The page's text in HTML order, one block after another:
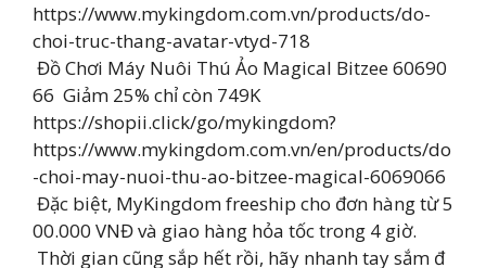
https://www.mykingdom.com.vn/products/do-
choi-truc-thang-avatar-vtyd-718
️ Đồ Chơi Máy Nuôi Thú Ảo Magical Bitzee 60690
66 Giảm 25% chỉ còn 749K
https://shopii.click/go/mykingdom?
https://www.mykingdom.com.vn/en/products/do
-choi-may-nuoi-thu-ao-bitzee-magical-6069066
Đặc biệt, MyKingdom freeship cho đơn hàng từ 5
00.000 VNĐ và giao hàng hỏa tốc trong 4 giờ.
Thời gian cũng sắp hết rồi, hãy nhanh tay sắm đ